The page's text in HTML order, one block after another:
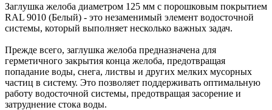
Заглушка желоба диаметром 125 мм с порошковым покрытием
RAL 9010 (Белый) - это незаменимый элемент водосточной
системы, который выполняет несколько важных задач.
Прежде всего, заглушка желоба предназначена для
герметичного закрытия конца желоба, предотвращая
попадание воды, снега, листвы и других мелких мусорных
частиц в систему. Это позволяет поддерживать оптимальную
работу водосточной системы, предотвращая засорение и
затруднение стока воды.